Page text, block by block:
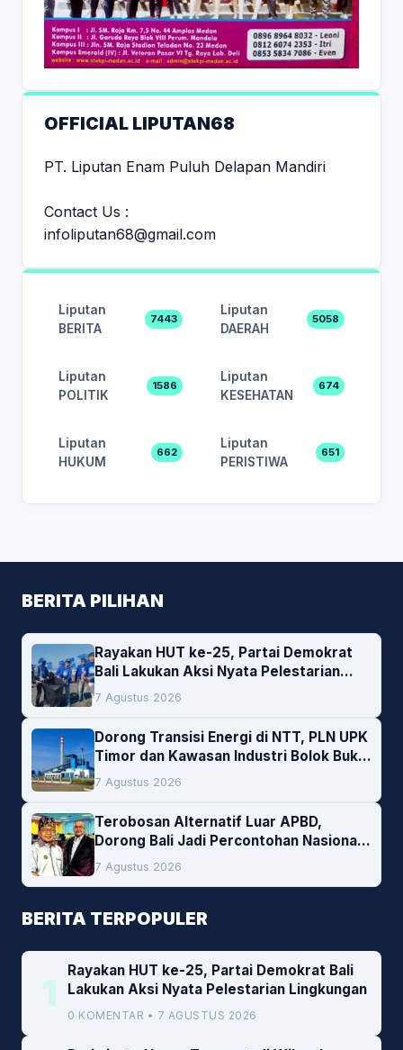
OFFICIAL LIPUTAN68
PT. Liputan Enam Puluh Delapan Mandiri
Contact Us :
infoliputan68@gmail.com
Liputan
BERITA
7443
Liputan
DAERAH
5058
Liputan
POLITIK
1586
Liputan
KESEHATAN
674
Liputan
HUKUM
662
Liputan
PERISTIWA
651
BERITA PILIHAN
Rayakan HUT ke-25, Partai Demokrat
Bali Lakukan Aksi Nyata Pelestarian
Lingkungan
7 Agustus 2026
Dorong Transisi Energi di NTT, PLN UPK
Timor dan Kawasan Industri Bolok Buka
Peluang Investasi Woodchip untuk
Cofiring PLTU Bolok
7 Agustus 2026
Terobosan Alternatif Luar APBD,
Dorong Bali Jadi Percontohan Nasional
Pembiayaan Daerah
7 Agustus 2026
BERITA TERPOPULER
1
Rayakan HUT ke-25, Partai Demokrat Bali
Lakukan Aksi Nyata Pelestarian Lingkungan
0 KOMENTAR • 7 AGUSTUS 2026